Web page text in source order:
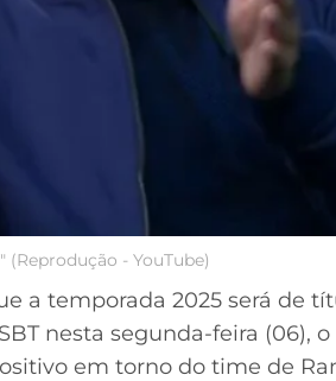
(Reprodução - YouTube)
a temporada 2025 será de
nesta segunda-feira (06),
em torno do time de